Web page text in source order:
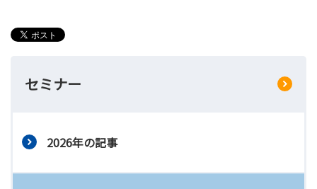
セミナー
2026年の記事